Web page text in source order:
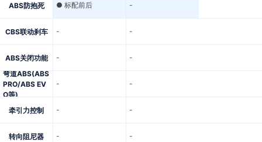
ABS防抱死 ● 标配前后 -
CBS联动刹车 - -
ABS关闭功能 -
-
弯道ABS(ABS
PRO/ABS EV
O等)
- -
牵引力控制 - -
转向阻尼器 - -